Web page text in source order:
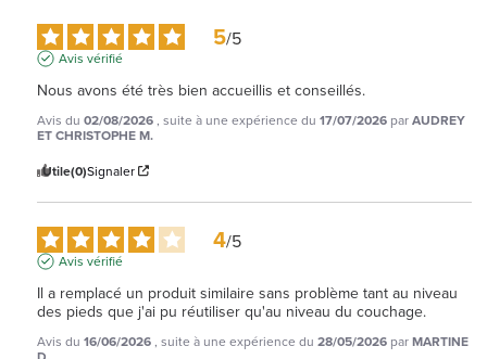
5/5
Avis vérifié
Nous avons été très bien accueillis et conseillés.
Avis du 02/08/2026, suite à une expérience du 17/07/2026 parAUDREY
ET CHRISTOPHE M.
Utile(0)Signaler
4/5
Avis vérifié
Il a remplacé un produit similaire sans problème tant au niveau
des pieds que j'ai pu réutiliser qu'au niveau du couchage.
Avis du 16/06/2026, suite à une expérience du 28/05/2026 parMARTINE